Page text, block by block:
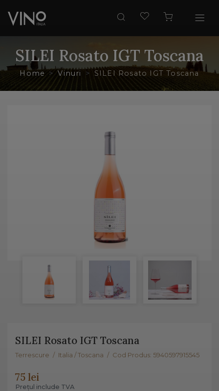
SILEI Rosato IGT Toscana
Home Vinuri SILEI Rosato IGT Toscana
SILEI Rosato IGT Toscana
Terrescure / Italia / Toscana / Cod Produs: 5940597915545
75 lei
Prețul include TVA